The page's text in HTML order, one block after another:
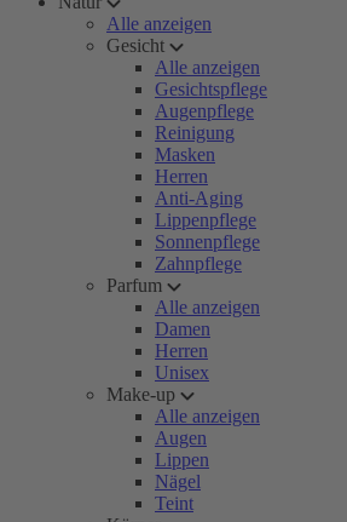
Alle anzeigen
Gesicht
Alle anzeigen
Gesichtspflege
Augenpflege
Reinigung
Masken
Herren
Anti-Aging
Lippenpflege
Sonnenpflege
Zahnpflege
Parfum
Alle anzeigen
Damen
Herren
Unisex
Make-up
Alle anzeigen
Augen
Lippen
Nägel
Teint